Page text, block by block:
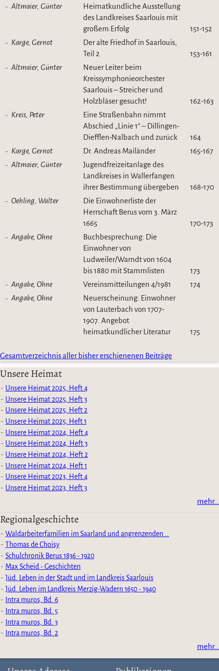
Altmaier, Günter
Heimatkundliche Ausstellung
des Landkreises Saarlouis mit
großem Erfolg
151-152
Karge, Gernot
Der alte Friedhof in Saarlouis,
Teil 2
153-161
Altmaier, Günter
Neuer Leiter beim
Kreissymphonieorchester
Saarlouis – Streicher und
Holzbläser gesucht!
162-163
Kreis, Peter
Eine Straßenbahn nimmt
Abschied „Linie 1“ – Dillingen-
Diefflen-Nalbach und zurück
164
Karge, Gernot
Dr. Andreas Mailänder
165-167
Altmaier, Günter
Jugendfreizeitanlage des
Landkreises in Wallerfangen
ihrer Bestimmung übergeben
168-170
Oehling, Walter
Die Einwohnerliste der
Herrschaft Berus vom 3. März
1665
170-173
Angabe, Ohne
Buchbesprechung: Die
Einwohner von
Ludweiler/Warndt von 1604
bis 1880 mit Stammlisten
173
Angabe, Ohne
Vereinsmitteilungen 4/1981
174
Angabe, Ohne
Neuerscheinung: Einwohner
von Lauterbach von 1707-
1907. Angebot
heimatkundlicher Literatur
175
Gesamtverzeichnis aller bisher erschienenen Beiträge
Unsere Heimat
Unsere Heimat 2025, Heft 4
Unsere Heimat 2025, Heft 3
Unsere Heimat 2025, Heft 2
Unsere Heimat 2025, Heft 1
Unsere Heimat 2024, Heft 4
Unsere Heimat 2024, Heft 3
Unsere Heimat 2024, Heft 2
Unsere Heimat 2024, Heft 1
Unsere Heimat 2023, Heft 4
Unsere Heimat 2023, Heft 3
mehr…
Regionalgeschichte
Waldarbeiterfamilien im Saarland und angrenzenden …
Thomas de Choisy
Schulchronik Berus 1836 - 1920
Max Scheid - Geschichten
Jüd. Leben in der Stadt und im Landkreis Saarlouis
Jüd. Leben im Landkreis Merzig-Wadern 1650 - 1940
Intra muros, Bd. 6
Intra muros, Bd. 5
Intra muros, Bd. 3
Intra muros, Bd. 2
mehr…